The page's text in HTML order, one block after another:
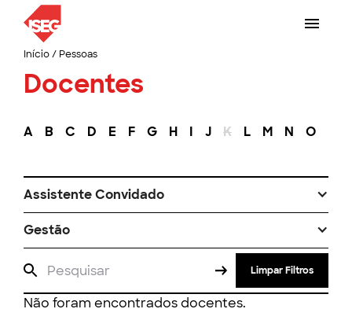
Início/ Pessoas
Docentes
A B C D E F G H I J K L M N O
Assistente Convidado
Gestão
Limpar Filtros
Não foram encontrados docentes.